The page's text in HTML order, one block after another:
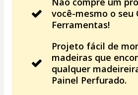
você-mesmo o seu
Ferramentas!
Projeto fácil de
madeiras que
qualquer
Painel Perfurado.